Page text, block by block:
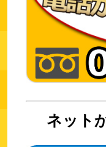
ネット